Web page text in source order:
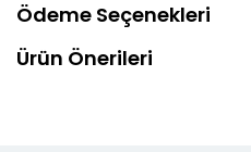
Ödeme Seçenekleri
Ürün Önerileri